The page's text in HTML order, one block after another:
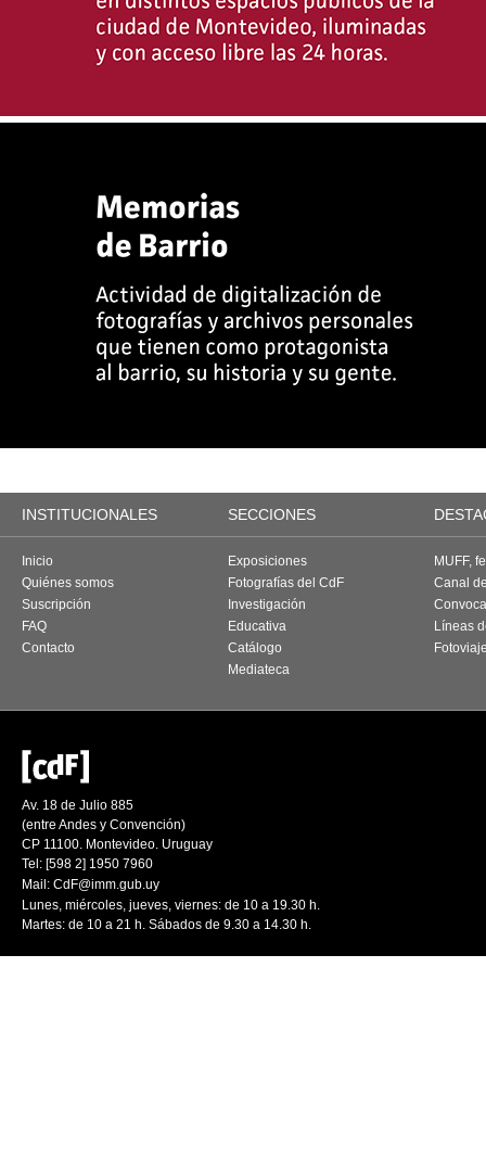
INSTITUCIONALES SECCIONES
Inicio
Quiénes somos
Suscripción
FAQ
Contacto
Exposiciones
Fotografías del CdF
Investigación
Educativa
Catálogo
Mediateca
MUFF,
Canal
Líneas
Av. 18 de Julio 885
(entre Andes y Convención)
CP 11100. Montevideo. Uruguay
Tel: [598 2] 1950 7960
Mail: CdF@imm.gub.uy
Lunes, miércoles, jueves, viernes: de 10 a 19.30 h.
Martes: de 10 a 21 h. Sábados de 9.30 a 14.30 h.